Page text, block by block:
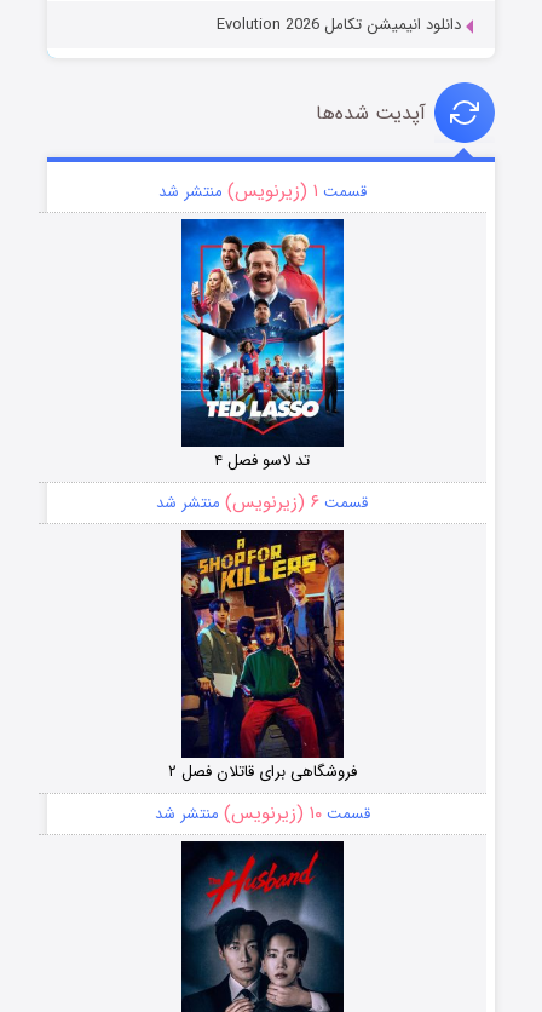
دانلود انیمیشن تکامل Evolution 2026
آپدیت شده‌ها
قسمت ۱ (زیرنویس) منتشر شد
تد لاسو فصل ۴
قسمت ۶ (زیرنویس) منتشر شد
فروشگاهی برای قاتلان فصل ۲
قسمت۱۰ (زیرنویس) منتشر شد